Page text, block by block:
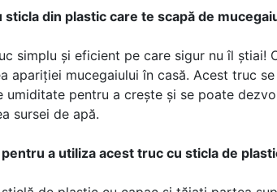
sticla din plastic care te scapă de
simplu și eficient pe care sigur nu îl știai!
apariției mucegaiului în casă. Acest truc
umiditate pentru a crește și se poate
sursei de apă.
pentru a utiliza acest truc cu sticla de